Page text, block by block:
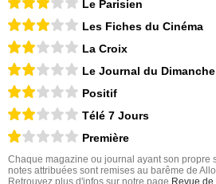
Le Parisien
Les Fiches du Cinéma
La Croix
Le Journal du Dimanche
Positif
Télé 7 Jours
Première
Chaque magazine ou journal ayant son propre
notes attribuées sont remises au barême de
Retrouvez plus d'infos sur notre page Revue de